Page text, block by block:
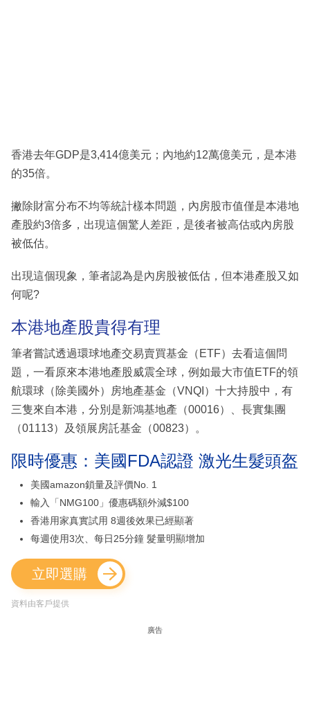
香港去年GDP是3,414億美元；內地約12萬億美元，是本港
的35倍。
撇除財富分布不均等統計樣本問題，內房股市值僅是本港地
產股約3倍多，出現這個驚人差距，是後者被高估或內房股
被低估。
出現這個現象，筆者認為是內房股被低估，但本港產股又如
何呢?
本港地產股貴得有理
筆者嘗試透過環球地產交易賣買基金（ETF）去看這個問
題，一看原來本港地產股威震全球，例如最大市值ETF的領
航環球（除美國外）房地產基金（VNQI）十大持股中，有
三隻來自本港，分別是新鴻基地產（00016）、長實集團
（01113）及領展房託基金（00823）。
限時優惠：美國FDA認證 激光生髮頭盔
美國amazon鎖量及評價No. 1
輸入「NMG100」優惠碼額外減$100
香港用家真實試用 8週後效果已經顯著
每週使用3次、每日25分鐘 髮量明顯增加
立即選購
資料由客戶提供
廣告